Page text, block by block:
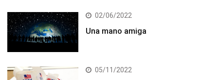
02/06/2022
Una mano amiga
05/11/2022